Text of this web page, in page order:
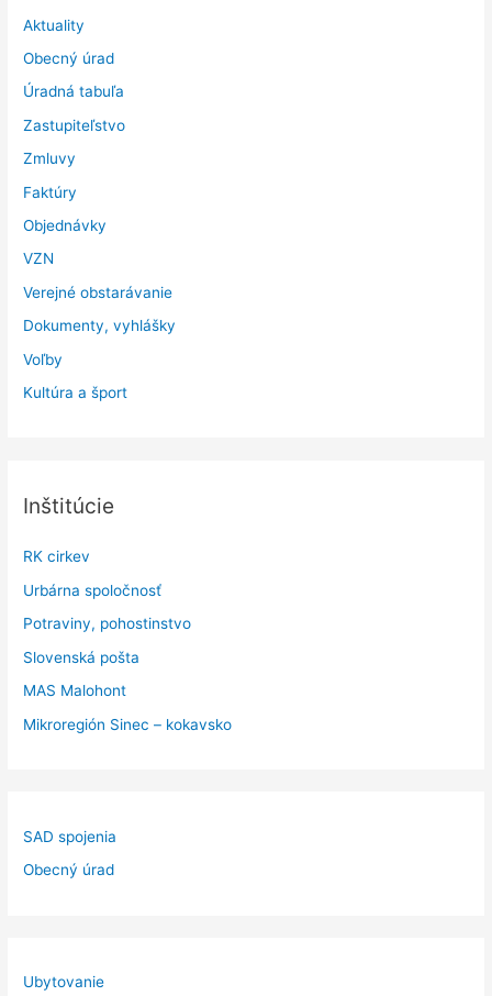
Aktuality
Obecný úrad
Úradná tabuľa
Zastupiteľstvo
Zmluvy
Faktúry
Objednávky
VZN
Verejné obstarávanie
Dokumenty, vyhlášky
Voľby
Kultúra a šport
Inštitúcie
RK cirkev
Urbárna spoločnosť
Potraviny, pohostinstvo
Slovenská pošta
MAS Malohont
Mikroregión Sinec – kokavsko
SAD spojenia
Obecný úrad
Ubytovanie